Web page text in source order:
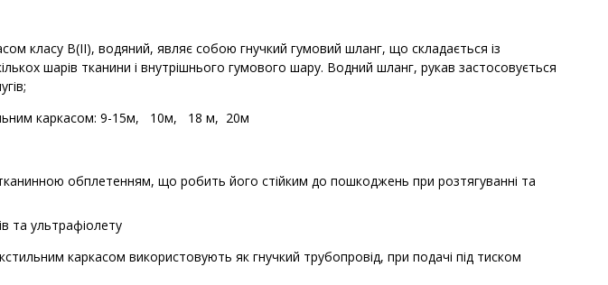
класу В(II), водяний, являє собою гнучкий гумовий шланг, що складається із
шарів тканини і внутрішнього гумового шару. Водний шланг, рукав застосовується
каркасом: 9-15м, 10м, 18 м, 20м
обплетенням, що робить його стійким до пошкоджень при розтягуванні та
та ультрафіолету
каркасом використовують як гнучкий трубопровід, при подачі під тиском